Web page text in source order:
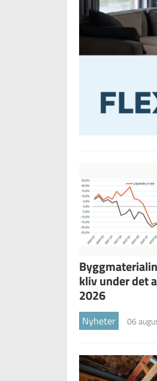
kliv under det
2026
Nyheter 06